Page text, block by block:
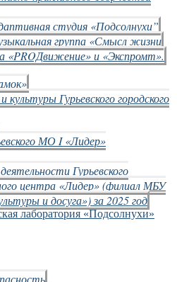
студия «Подсолнухи”
группа «Смысл жизни
«PROДвижение» и «Экспромт».
культуры Гурьевского городского
МО I «Лидер»
Гурьевского
центра «Лидер» (филиал МБУ
и досуга») за 2025 год
лаборатория «Подсолнухи»